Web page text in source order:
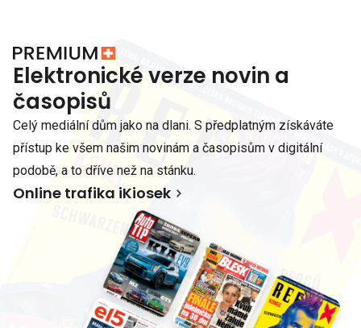
Elektronické verze novin a
časopisů
Celý mediální dům jako na dlani. S předplatným získáváte
přístup ke všem našim novinám a časopisům v digitální
podobě, a to dříve než na stánku.
Online trafika iKiosek